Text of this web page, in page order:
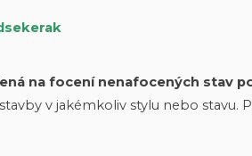
na focení nenafocených stav
v jakémkoliv stylu nebo stavu.